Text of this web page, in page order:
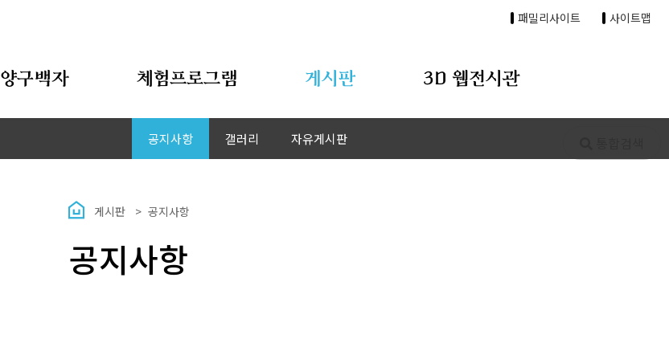
패밀리사이트 사이트맵
양구백자 체험프로그램 게시판
공지사항 갤러리 자유게시판
3D 웹전시관
게시판 공지사항
공지사항